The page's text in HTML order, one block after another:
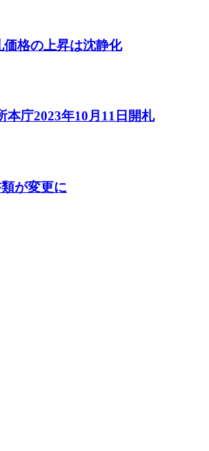
格の上昇は沈静化
庁2023年10月11日開札
が変更に